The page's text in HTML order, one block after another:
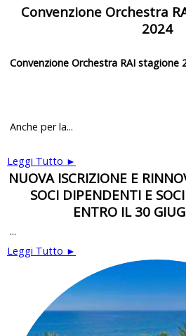
Convenzione Orchestra
2024
Convenzione Orchestra RAI stagione
Anche per la...
Leggi Tutto ►
NUOVA ISCRIZIONE E
SOCI DIPENDENTI E
ENTRO IL 30
...
Leggi Tutto ►